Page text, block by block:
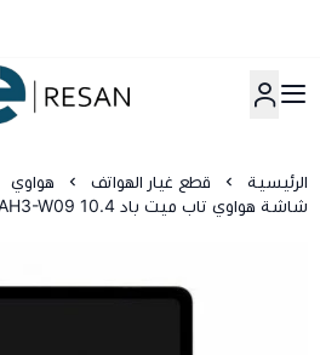
شركة ريسان
الرئيسية قطع غيار الهواتف هواوي
شاشة هواوي تاب ميت باد BAH3-W09 10.4